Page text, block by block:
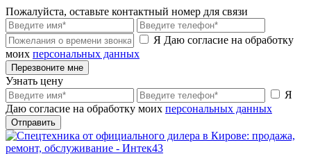
Пожалуйста, оставьте контактный номер для связи
Я Даю согласие на обработку
моих персональных данных
Перезвоните мне
Узнать цену
Я
Даю согласие на обработку моих персональных данных
Отправить